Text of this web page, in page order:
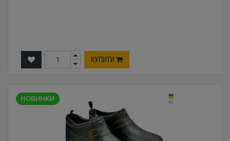
КУПИТИ